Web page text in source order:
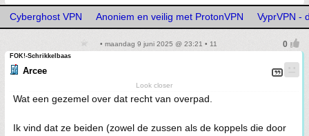
Cyberghost VPN Anoniem en veilig met ProtonVPN VyprVPN -
• maandag 9 juni 2025 @ 23:21 • 11
FOK!-Schrikkelbaas
Arcee
Look closer
Wat een gezemel over dat recht van overpad.
Ik vind dat ze beiden (zowel de zussen als de koppels die door